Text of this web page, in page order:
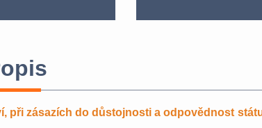
při zásazích do důstojnosti a odpovědnost